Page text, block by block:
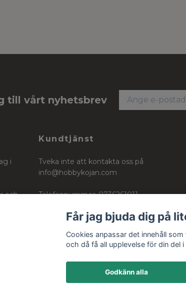
till vårt nyhetsbrev
i
och
Kundtjänst
Tveka inte att kontakta oss på
info@hobbykojan.com
Telefonnummer: 0736261011
Får jag bjuda dig på
Cookies anpassar det innehåll
och då få all upplevelse för din del i
Godkänn alla